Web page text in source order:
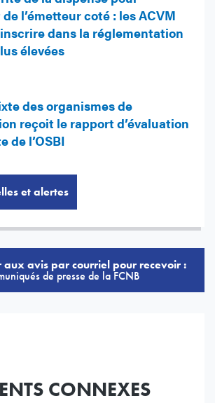
l’émetteur coté : les ACVM
dans la réglementation
élevées
des organismes de
reçoit le rapport d’évaluation
de l’OSBI
et alertes
aux avis par courriel pour recevoir :
de presse de la FCNB
CONNEXES